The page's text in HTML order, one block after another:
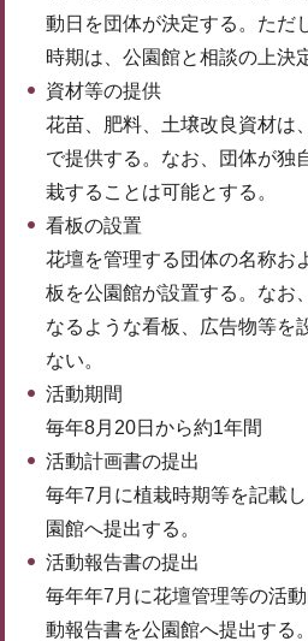
動日を団体が決定する。ただ
時期は、公園館と相談の上決
資材等の提供
花苗、肥料、土壌改良資材は
で提供する。なお、団体が独
栽することは可能とする。
看板の設置
花壇を管理する団体の名称お
板を公園館が設置する。なお
なるような看板、広告物等を
ない。
活動期間
毎年8月20日から約1年間
活動計画書の提出
毎年7月に植栽時期等を記載
園館へ提出する。
活動報告書の提出
毎年年7月に花壇管理等の活
動報告書を公園館へ提出する。